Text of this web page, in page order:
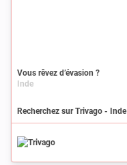
Vous rêvez d’évasion ?
Inde
Recherchez sur Trivago - Inde